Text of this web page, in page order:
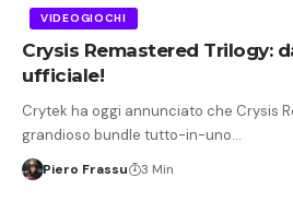
VIDEOGIOCHI
Crysis Remastered Trilogy:
ufficiale!
Crytek ha oggi annunciato che Crysis
grandioso bundle tutto-in-uno…
Piero Frassu 3 Min